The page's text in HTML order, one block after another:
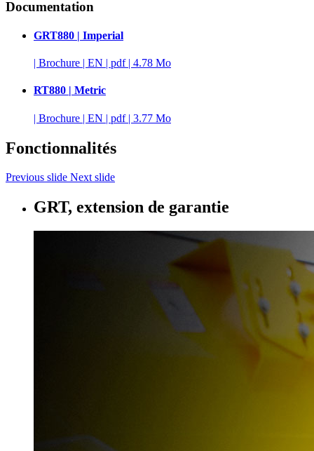
Documentation
GRT880 | Imperial
| Brochure | EN | pdf | 4.78 Mo
RT880 | Metric
| Brochure | EN | pdf | 3.77 Mo
Fonctionnalités
Previous slide Next slide
GRT, extension de garantie